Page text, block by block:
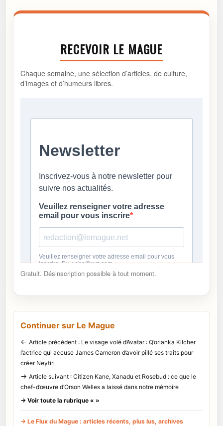
RECEVOIR LE MAGUE
Chaque semaine, une sélection d’articles, de culture,
d’images et d’humeurs libres.
Gratuit. Désinscription possible à tout moment.
Continuer sur Le Mague
← Article précédent : Le visage volé d’Avatar : Q’orianka Kilcher
l’actrice qui accuse James Cameron d’avoir pillé ses traits pour
créer Neytiri
→ Article suivant : Citizen Kane, Xanadu et Rosebud : ce que le
chef-d’œuvre d’Orson Welles a laissé dans notre mémoire
→ Voir toute la rubrique « »
→ Le Flux du Mague : articles récents, plus lus, archives